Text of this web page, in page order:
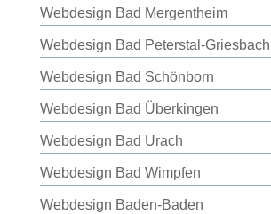
Webdesign Bad Mergentheim
Webdesign Bad Peterstal-Griesbach
Webdesign Bad Schönborn
Webdesign Bad Überkingen
Webdesign Bad Urach
Webdesign Bad Wimpfen
Webdesign Baden-Baden